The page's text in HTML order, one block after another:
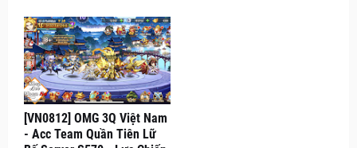
[VN0812] OMG 3Q Việt Nam
- Acc Team Quần Tiên Lữ